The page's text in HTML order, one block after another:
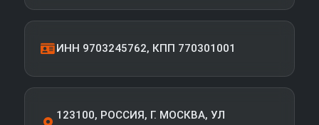
ИНН 9703245762, КПП 770301001
123100, РОССИЯ, Г. МОСКВА, УЛ